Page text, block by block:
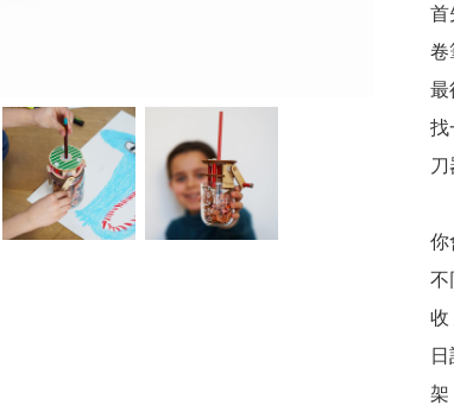
首
卷
最
找
你
不
收
架